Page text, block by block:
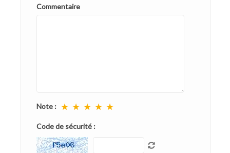
Commentaire
Note : ★ ★ ★ ★ ★
Code de sécurité :